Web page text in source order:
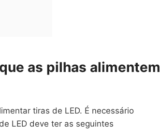
as pilhas alimentem
tiras de LED. É necessário
LED deve ter as seguintes